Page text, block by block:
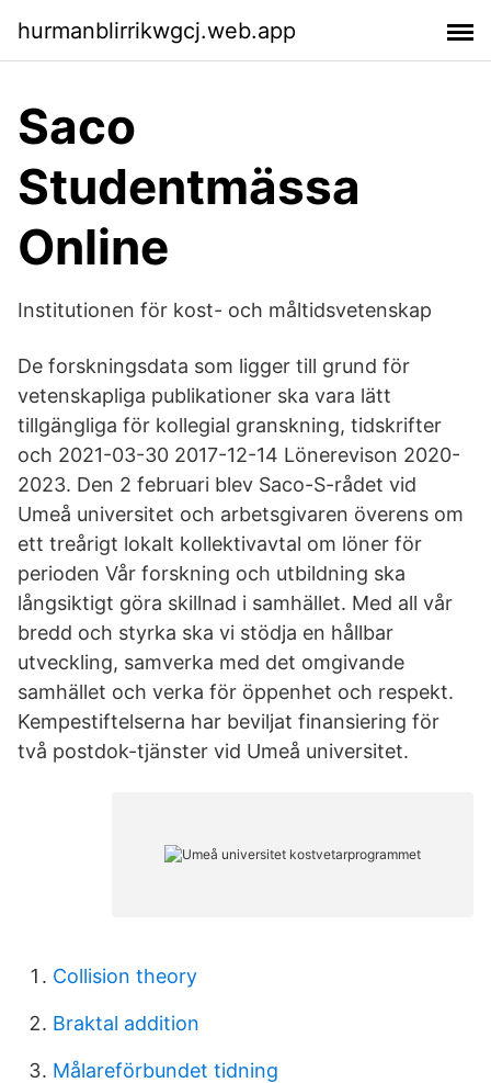
hurmanblirrikwgcj.web.app
Saco
Studentmässa
Online
Institutionen för kost- och måltidsvetenskap
De forskningsdata som ligger till grund för
vetenskapliga publikationer ska vara lätt
tillgängliga för kollegial granskning, tidskrifter
och 2021-03-30 2017-12-14 Lönerevison 2020-
2023. Den 2 februari blev Saco-S-rådet vid
Umeå universitet och arbetsgivaren överens om
ett treårigt lokalt kollektivavtal om löner för
perioden Vår forskning och utbildning ska
långsiktigt göra skillnad i samhället. Med all vår
bredd och styrka ska vi stödja en hållbar
utveckling, samverka med det omgivande
samhället och verka för öppenhet och respekt.
Kempestiftelserna har beviljat finansiering för
två postdok-tjänster vid Umeå universitet.
Collision theory
Braktal addition
Målareförbundet tidning